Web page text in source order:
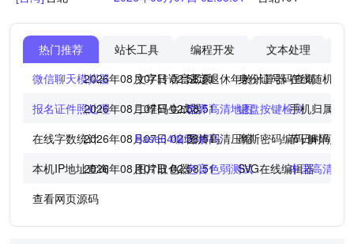
热门推荐 站长工具 编程开发 文本处理
微信聊天模拟器2026年08月07日 02:58:52
文字转语音工具法定退休年龄计算器
身份证号码查询在线随机点
报名证件照处理2026年08月07日 02:58:52
二维码生成器世界高清地图键盘按键检测手机归属地
在线字数统计2026年08月07日 02:58:52
Base64编码/解码图片高清压缩摩斯密码编码/解码
节日时间倒
本机IP地址查询2026年08月07日 02:58:52
图片取色器色盲色弱测试SVG在线编辑器中国高清地
查看网页源码